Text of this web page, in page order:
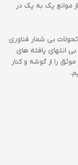
موانع یک به یک در
بی شمار فناوری
انتهای یافته های
را از گوشه و کنار